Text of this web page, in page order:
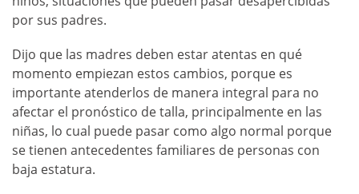
por sus padres.
Dijo que las madres deben estar atentas en qué
momento empiezan estos cambios, porque es
importante atenderlos de manera integral para no
afectar el pronóstico de talla, principalmente en las
niñas, lo cual puede pasar como algo normal porque
se tienen antecedentes familiares de personas con
baja estatura.